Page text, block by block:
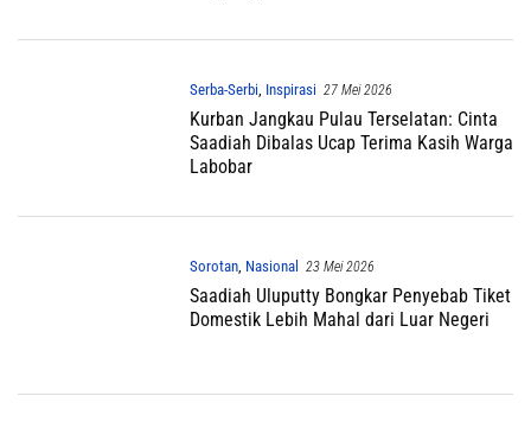
Serba-Serbi Inspirasi 27 Mei 2026
Kurban Jangkau Pulau Terselatan: Cinta
Saadiah Dibalas Ucap Terima Kasih Warga
Labobar
Sorotan, Nasional 23 Mei 2026
Saadiah Uluputty Bongkar Penyebab Tiket
Domestik Lebih Mahal dari Luar Negeri